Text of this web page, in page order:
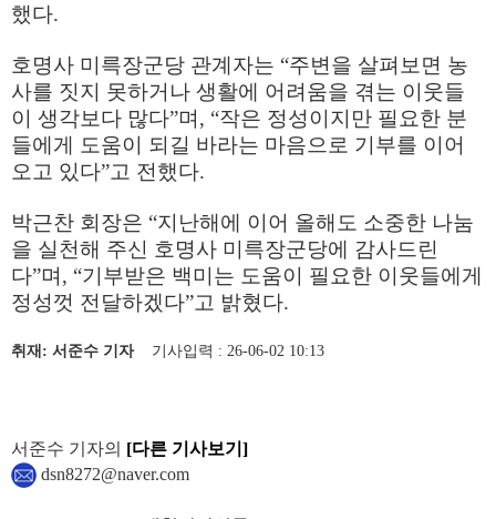
했다.
호명사 미륵장군당 관계자는 “주변을 살펴보면 농
사를 짓지 못하거나 생활에 어려움을 겪는 이웃들
이 생각보다 많다”며, “작은 정성이지만 필요한 분
들에게 도움이 되길 바라는 마음으로 기부를 이어
오고 있다”고 전했다.
박근찬 회장은 “지난해에 이어 올해도 소중한 나눔
을 실천해 주신 호명사 미륵장군당에 감사드린
다”며, “기부받은 백미는 도움이 필요한 이웃들에게
정성껏 전달하겠다”고 밝혔다.
취재: 서준수 기자기사입력 : 26-06-02 10:13
서준수 기자의 [다른 기사보기]
dsn8272@naver.com